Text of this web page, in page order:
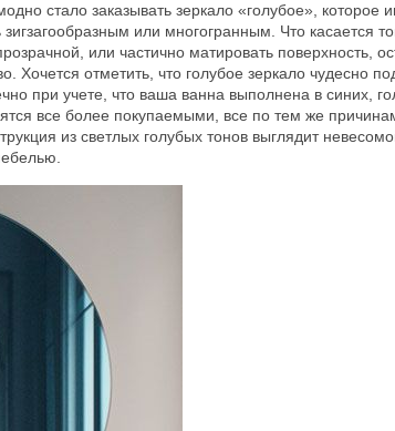
стало заказывать зеркало «голубое», которое
или многогранным. Что касается
или частично матировать поверхность,
Хочется отметить, что голубое зеркало чудесно
при учете, что ваша ванна выполнена в синих,
все более покупаемыми, все по тем же
из светлых голубых тонов выглядит